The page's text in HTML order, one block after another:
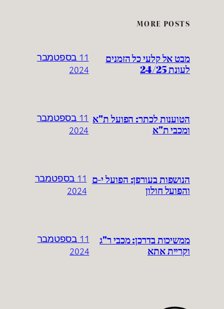
MORE POSTS
מבט אל קלעי כל הזמנים
לעונת 24/25
11 בספטמבר
2024
הטוענות לכתר: הפועל ת"א
ומכבי ת"א
11 בספטמבר
2024
הנושפות בעורפן: הפועל י-ם
והפועל חולון
11 בספטמבר
2024
ממשיכות בדרכן: מכבי ר"ג
וקריית אתא
11 בספטמבר
2024